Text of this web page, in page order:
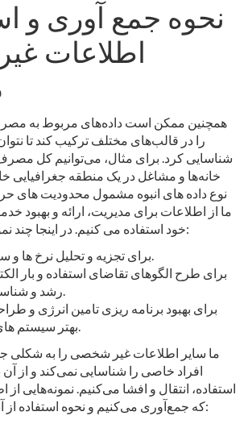
نحوه جمع آوری و
اطلاعات
را در قالب‌های مختلف ترکیب کند تا
شناسایی کرد. برای مثال، می‌توانیم کل
خانه‌ها و مشاغل در یک منطقه جغرافیایی
نوع داده های انبوه مشمول محدودیت های
ما از اطلاعات برای مدیریت، ارائه و بهبود
خود استفاده می کنیم. در اینجا چند نمونه آورده شده است:
برای تجزیه و تحلیل نرخ ها و ساختارهای نرخ.
برای طرح الگوهای تقاضای استفاده و بار
رشد و شناسایی مراکز بار.
برای بهبود برنامه ریزی تامین انرژی و
بهتر سیستم های توزیع انرژی.
ما سایر اطلاعات غیر شخصی را به شکلی
افراد خاصی را شناسایی نمی‌کند و از
استفاده، انتقال و افشا می‌کنیم. نمونه‌هایی
که جمع‌آوری می‌کنیم و نحوه استفاده از آنها در زیر آمده است: